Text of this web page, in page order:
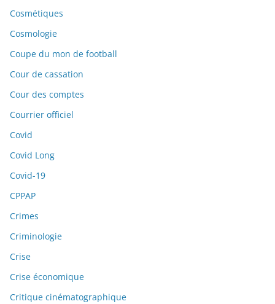
Cosmétiques
Cosmologie
Coupe du mon de football
Cour de cassation
Cour des comptes
Courrier officiel
Covid
Covid Long
Covid-19
CPPAP
Crimes
Criminologie
Crise
Crise économique
Critique cinématographique